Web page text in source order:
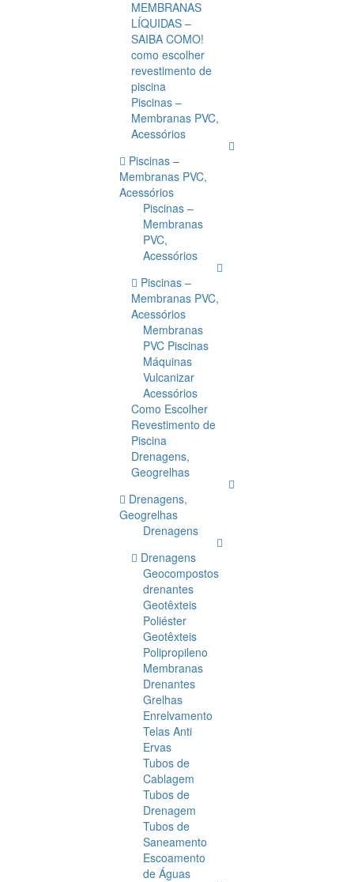
MEMBRANAS
LÍQUIDAS –
SAIBA COMO!
como escolher
revestimento de
piscina
Piscinas –
Membranas PVC,
Acessórios
Piscinas –
Membranas PVC,
Acessórios
Piscinas –
Membranas
PVC,
Acessórios
Piscinas –
Membranas PVC,
Acessórios
Membranas
PVC Piscinas
Máquinas
Vulcanizar
Acessórios
Como Escolher
Revestimento de
Piscina
Drenagens,
Geogrelhas
Drenagens,
Geogrelhas
Drenagens
Drenagens
Geocompostos
drenantes
Geotêxteis
Poliéster
Geotêxteis
Polipropileno
Membranas
Drenantes
Grelhas
Enrelvamento
Telas Anti
Ervas
Tubos de
Cablagem
Tubos de
Drenagem
Tubos de
Saneamento
Escoamento
de Águas